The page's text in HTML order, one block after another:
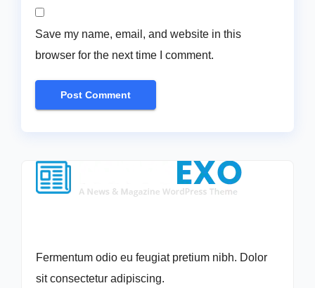
Save my name, email, and website in this
browser for the next time I comment.
Fermentum odio eu feugiat pretium nibh. Dolor
sit consectetur adipiscing.